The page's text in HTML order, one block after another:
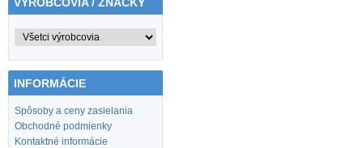
INFORMÁCIE
Spôsoby a ceny zasielania
Obchodné podmienky
Kontaktné informácie